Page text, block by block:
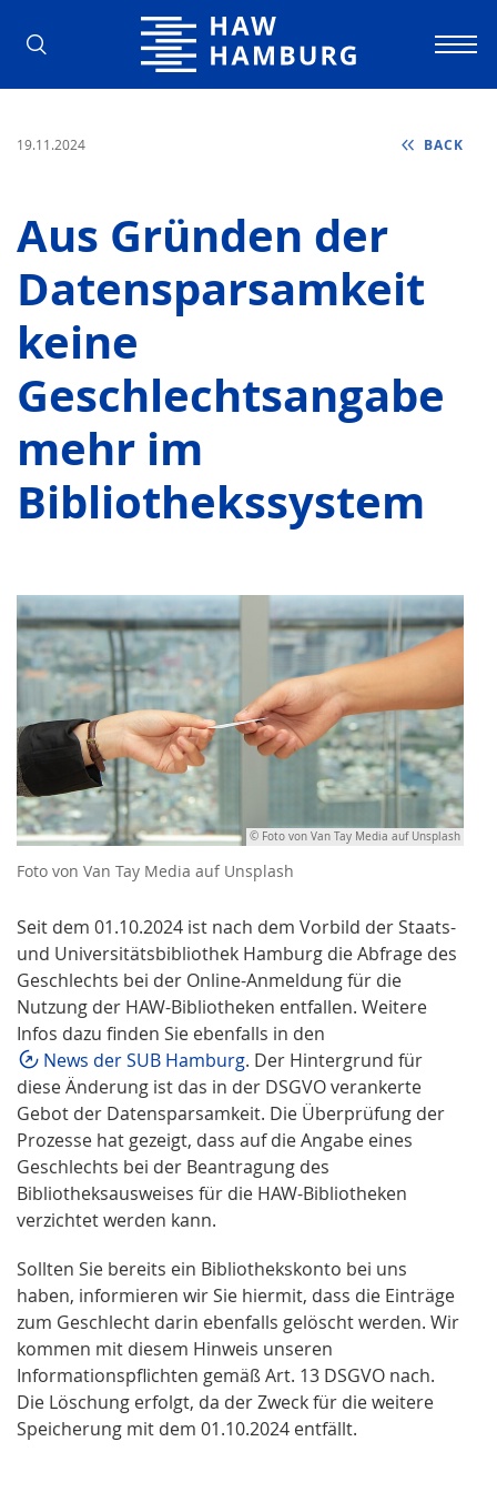
Hamburg University of Applied
19.11.2024 BACK
Aus Gründen der
Datensparsamkeit
keine
Geschlechtsangabe
mehr im
Bibliothekssystem
© Foto von Van Tay Media auf Unsplash
Foto von Van Tay Media auf Unsplash
Seit dem 01.10.2024 ist nach dem Vorbild der Staats-
und Universitätsbibliothek Hamburg die Abfrage des
Geschlechts bei der Online-Anmeldung für die
Nutzung der HAW-Bibliotheken entfallen. Weitere
Infos dazu finden Sie ebenfalls in den
News der SUB Hamburg. Der Hintergrund für
diese Änderung ist das in der DSGVO verankerte
Gebot der Datensparsamkeit. Die Überprüfung der
Prozesse hat gezeigt, dass auf die Angabe eines
Geschlechts bei der Beantragung des
Bibliotheksausweises für die HAW-Bibliotheken
verzichtet werden kann.
Sollten Sie bereits ein Bibliothekskonto bei uns
haben, informieren wir Sie hiermit, dass die Einträge
zum Geschlecht darin ebenfalls gelöscht werden. Wir
kommen mit diesem Hinweis unseren
Informationspflichten gemäß Art. 13 DSGVO nach.
Die Löschung erfolgt, da der Zweck für die weitere
Speicherung mit dem 01.10.2024 entfällt.